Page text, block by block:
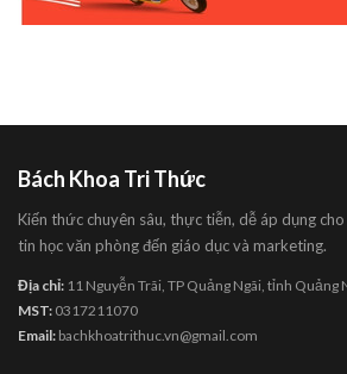
Bách Khoa Tri Thức
Kiến thức chuyên sâu, thực tiễn, dễ áp dụng
tin học văn phòng đến giáo dục và marketing.
Địa chỉ: 11 Nguyễn Trãi, TP Quảng Ngãi, tỉnh Quảng
MST: 0317211070
Email: bachkhoatrithuc.vn@gmail.com